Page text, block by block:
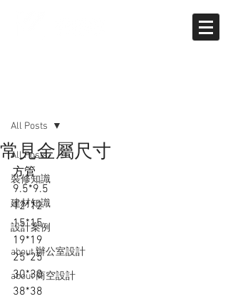
All Posts
裝修知識
建材知識
設計案例
about 辦公室設計
about 商空設計
All Posts
常見金屬尺寸
方管
9.5*9.5
12*12
15*15
19*19
25*25
30*30
38*38